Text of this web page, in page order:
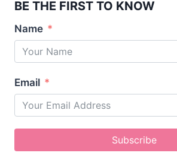
BE THE FIRST TO KNOW
Name
Email
Subscribe